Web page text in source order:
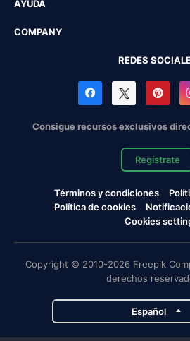
AYUDA
COMPANY
REDES
Consigue recursos exclusivos
Regístrate
Términos y condiciones
Política de cookies
Cookies
Copyright © 2010-2026 Freepik
derechos
Español